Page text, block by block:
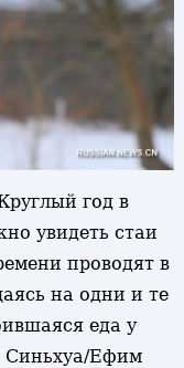
год в
увидеть стаи
проводят в
на одни и те
еда у
Синьхуа/Ефим